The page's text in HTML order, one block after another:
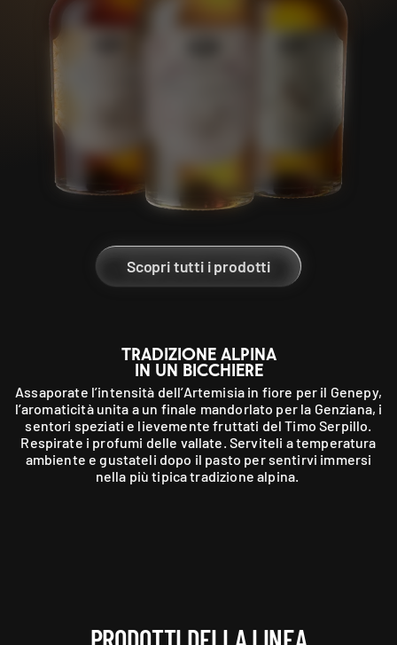
Scopri tutti i prodotti
TRADIZIONE ALPINA
IN UN BICCHIERE
Assaporate l’intensità dell’Artemisia in fiore per il Genepy,
l’aromaticità unita a un finale mandorlato per la Genziana, i
sentori speziati e lievemente fruttati del Timo Serpillo.
Respirate i profumi delle vallate. Serviteli a temperatura
ambiente e gustateli dopo il pasto per sentirvi immersi
nella più tipica tradizione alpina.
PRODOTTI DELLA LINEA